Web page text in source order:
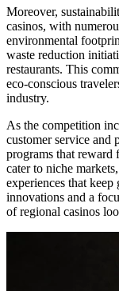
Moreover,
casinos, with
environmental
waste reduction
restaurants. This
eco-conscious
industry.
As the competition
customer service and
programs that reward
cater to niche
experiences that
innovations and a
of regional casinos